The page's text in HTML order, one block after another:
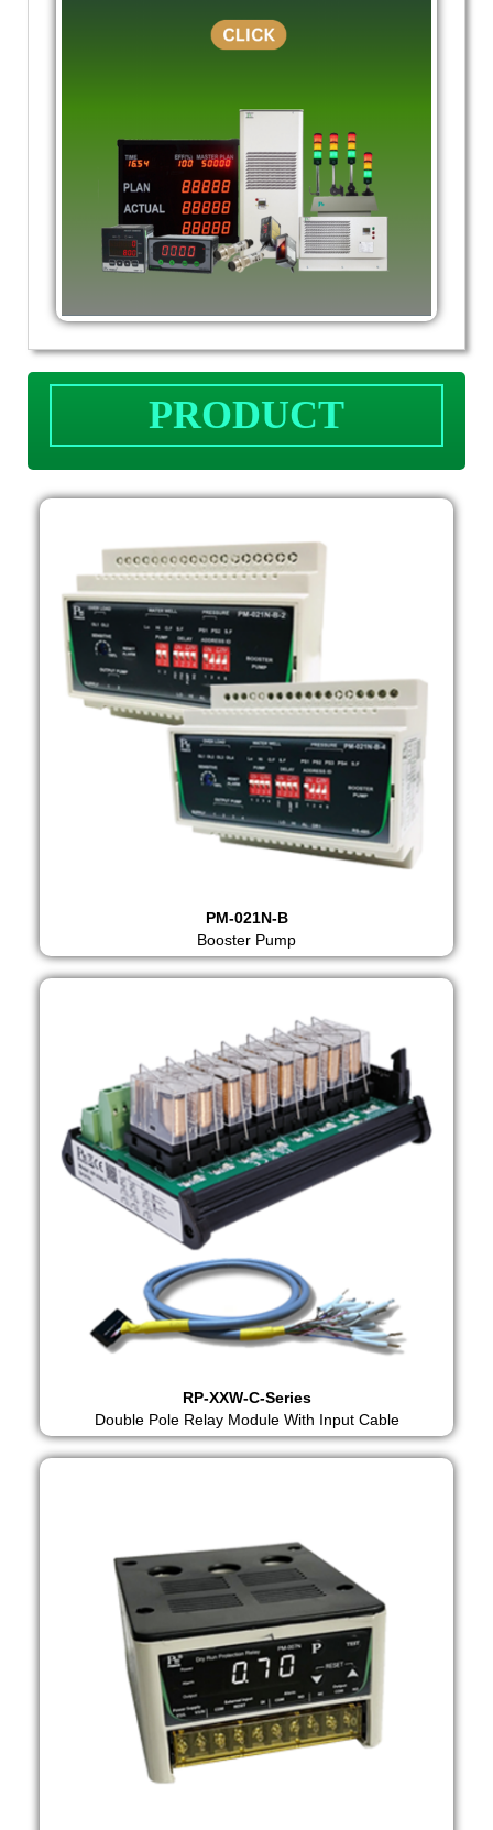
PRODUCT
PM-021N-B
Booster Pump
RP-XXW-C-Series
Double Pole Relay Module With Input Cable